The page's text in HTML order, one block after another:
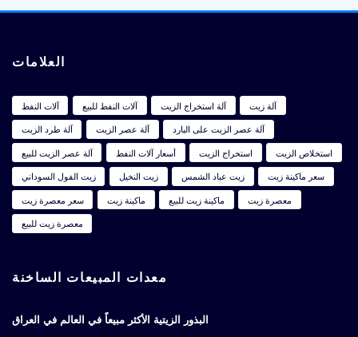
العلامات
آلات النفط آلات النفط للبيع آلة استخراج الزيت
آلة زيت
آلة طرد الزيت
آلة عصر الزيت
آلة عصر الزيت على البارد
آلة عصر الزيت للبيع
أسعار آلات النفط استخراج الزيت
استخلاص الزيت
زيت الفول السوداني
زيت النخيل زيت عباد الشمس
سعر ماكينة زيت
سعر معصرة زيت
ماكينة زيت ماكينة زيت للبيع
معصرة زيت
معصرة زيت للبيع
معدات المبيعات الساخنة
البذور الزيتية الأكثر مبيعاً في العالم في العراق